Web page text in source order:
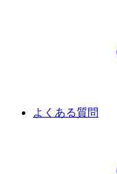
よくある質問